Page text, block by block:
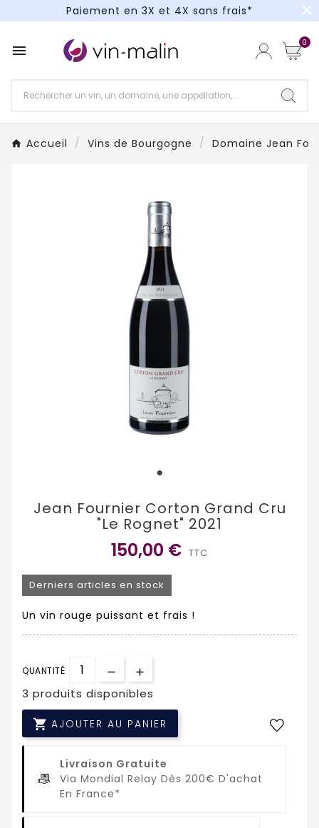
Paiement en 3X et 4X sans frais*
Paiement en 3X et 4X sans frais*
close
 0
Accueil Vins de Bourgogne Domaine Jean
Jean Fournier Corton Grand Cru
"Le Rognet" 2021
150,00 € TTC
Derniers articles en stock
Un vin rouge puissant et frais !
QUANTITÉ
3 produits disponibles
 AJOUTER AU PANIER
Livraison Gratuite
Via Mondial Relay Dès 200€ D'achat
En France*